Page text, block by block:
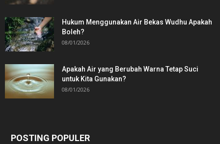
Hukum Menggunakan Air Bekas Wudhu Apakah
Boleh?
08/01/2026
Apakah Air yang Berubah Warna Tetap Suci
untuk Kita Gunakan?
08/01/2026
POSTING POPULER